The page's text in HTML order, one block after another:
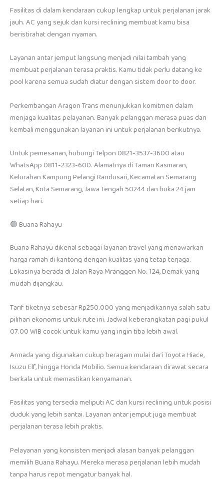
Fasilitas di dalam kendaraan cukup lengkap untuk perjalanan jarak
jauh. AC yang sejuk dan kursi reclining membuat kamu bisa
beristirahat dengan nyaman.
Layanan antar jemput langsung menjadi nilai tambah yang
membuat perjalanan terasa praktis. Kamu tidak perlu datang ke
pool karena semua sudah diatur dengan sistem door to door.
Perkembangan Aragon Trans menunjukkan komitmen dalam
menjaga kualitas pelayanan. Banyak pelanggan merasa puas dan
kembali menggunakan layanan ini untuk perjalanan berikutnya.
Untuk pemesanan, hubungi Telpon 0821-3537-3600 atau
WhatsApp 0811-2323-600. Alamatnya di Taman Kasmaran,
Kelurahan Kampung Pelangi Randusari, Kecamatan Semarang
Selatan, Kota Semarang, Jawa Tengah 50244 dan buka 24 jam
setiap hari.
🟢 Buana Rahayu
Buana Rahayu dikenal sebagai layanan travel yang menawarkan
harga ramah di kantong dengan kualitas yang tetap terjaga.
Lokasinya berada di Jalan Raya Mranggen No. 124, Demak yang
mudah dijangkau.
Tarif tiketnya sebesar Rp250.000 yang menjadikannya salah satu
pilihan ekonomis untuk rute ini. Jadwal keberangkatan pagi pukul
07.00 WIB cocok untuk kamu yang ingin tiba lebih awal.
Armada yang digunakan cukup beragam mulai dari Toyota Hiace,
Isuzu Elf, hingga Honda Mobilio. Semua kendaraan dirawat secara
berkala untuk memastikan kenyamanan.
Fasilitas yang tersedia meliputi AC dan kursi reclining untuk posisi
duduk yang lebih santai. Layanan antar jemput juga membuat
perjalanan terasa lebih praktis.
Pelayanan yang konsisten menjadi alasan banyak pelanggan
memilih Buana Rahayu. Mereka merasa perjalanan lebih mudah
tanpa harus repot mengatur banyak hal.